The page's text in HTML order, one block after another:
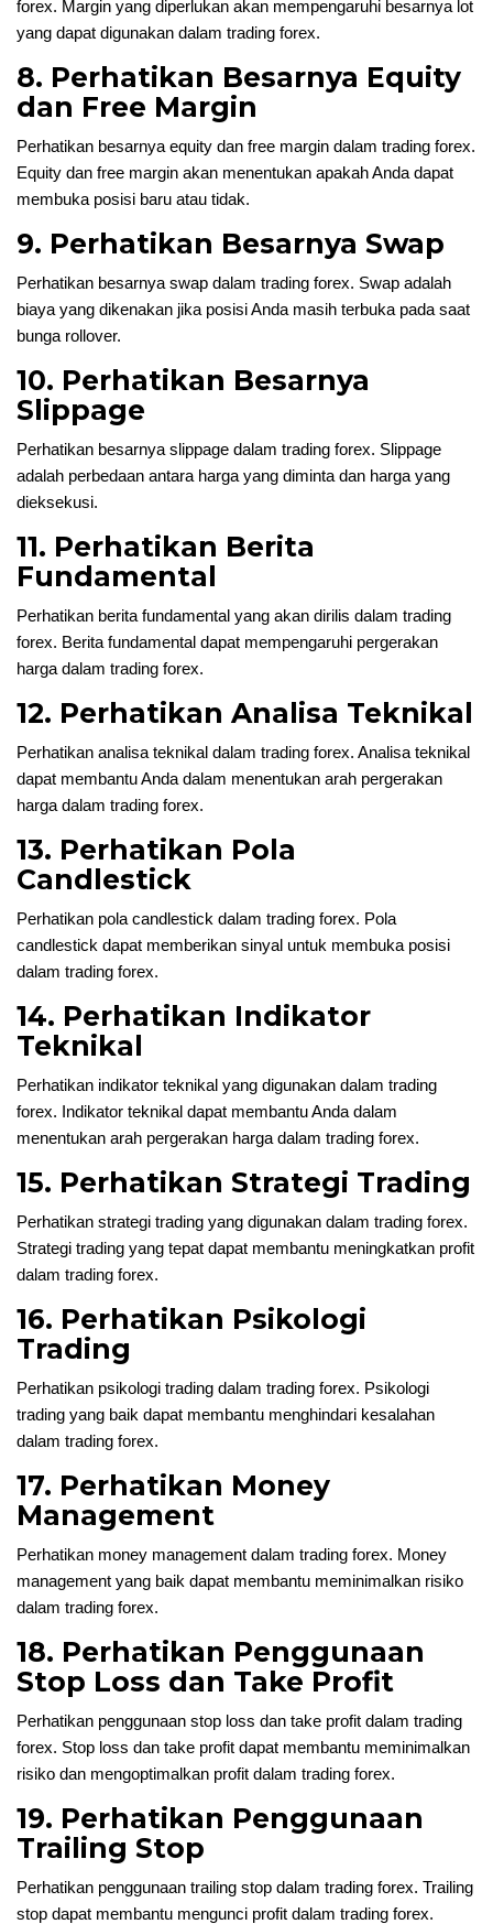
forex. Margin yang diperlukan akan mempengaruhi besarnya lot
yang dapat digunakan dalam trading forex.
8. Perhatikan Besarnya Equity
dan Free Margin
Perhatikan besarnya equity dan free margin dalam trading forex.
Equity dan free margin akan menentukan apakah Anda dapat
membuka posisi baru atau tidak.
9. Perhatikan Besarnya Swap
Perhatikan besarnya swap dalam trading forex. Swap adalah
biaya yang dikenakan jika posisi Anda masih terbuka pada saat
bunga rollover.
10. Perhatikan Besarnya
Slippage
Perhatikan besarnya slippage dalam trading forex. Slippage
adalah perbedaan antara harga yang diminta dan harga yang
dieksekusi.
11. Perhatikan Berita
Fundamental
Perhatikan berita fundamental yang akan dirilis dalam trading
forex. Berita fundamental dapat mempengaruhi pergerakan
harga dalam trading forex.
12. Perhatikan Analisa Teknikal
Perhatikan analisa teknikal dalam trading forex. Analisa teknikal
dapat membantu Anda dalam menentukan arah pergerakan
harga dalam trading forex.
13. Perhatikan Pola
Candlestick
Perhatikan pola candlestick dalam trading forex. Pola
candlestick dapat memberikan sinyal untuk membuka posisi
dalam trading forex.
14. Perhatikan Indikator
Teknikal
Perhatikan indikator teknikal yang digunakan dalam trading
forex. Indikator teknikal dapat membantu Anda dalam
menentukan arah pergerakan harga dalam trading forex.
15. Perhatikan Strategi Trading
Perhatikan strategi trading yang digunakan dalam trading forex.
Strategi trading yang tepat dapat membantu meningkatkan profit
dalam trading forex.
16. Perhatikan Psikologi
Trading
Perhatikan psikologi trading dalam trading forex. Psikologi
trading yang baik dapat membantu menghindari kesalahan
dalam trading forex.
17. Perhatikan Money
Management
Perhatikan money management dalam trading forex. Money
management yang baik dapat membantu meminimalkan risiko
dalam trading forex.
18. Perhatikan Penggunaan
Stop Loss dan Take Profit
Perhatikan penggunaan stop loss dan take profit dalam trading
forex. Stop loss dan take profit dapat membantu meminimalkan
risiko dan mengoptimalkan profit dalam trading forex.
19. Perhatikan Penggunaan
Trailing Stop
Perhatikan penggunaan trailing stop dalam trading forex. Trailing
stop dapat membantu mengunci profit dalam trading forex.